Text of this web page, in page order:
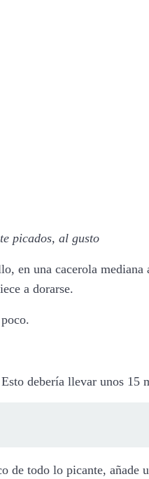
picados, al gusto
en una cacerola
a dorarse.
debería llevar unos 15
de todo lo picante, añade